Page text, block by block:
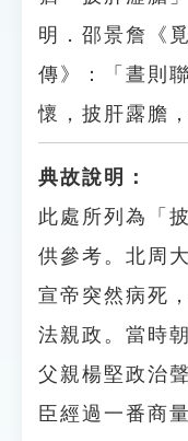
明．邵景詹《
傳》：「晝則
懷，披肝露膽
典故說明：
此處所列為「
供參考。北周
宣帝突然病死
法親政。當時
父親楊堅政治
臣經過一番商